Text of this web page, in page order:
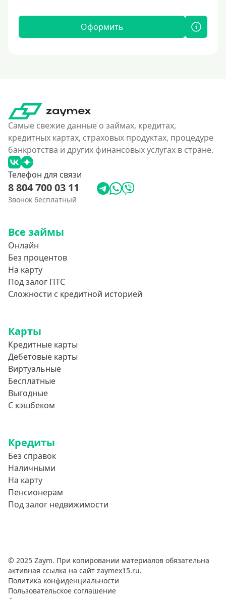
Оформить
Самые свежие данные о займах, кредитах,
кредитных картах, страховых продуктах, процедуре
банкротства и других финансовых услугах в стране.
Телефон для связи
8 804 700 03 11
Звонок бесплатный
Все займы
Онлайн
Без процентов
На карту
Под залог ПТС
Сложности с кредитной историей
Карты
Кредитные карты
Дебетовые карты
Виртуальные
Бесплатные
Выгодные
С кэшбеком
Кредиты
Без справок
Наличными
На карту
Пенсионерам
Под залог недвижимости
© 2025 Zaym. При копировании материалов обязательна
активная ссылка на сайт zaymex15.ru.
Политика конфиденциальности
Пользовательское соглашение